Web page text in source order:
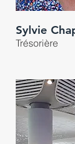
Sylvie
Trésorière